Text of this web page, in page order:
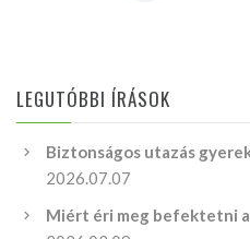
LEGUTÓBBI ÍRÁSOK
Biztonságos utazás
2026.07.07
Miért éri meg befektetni a